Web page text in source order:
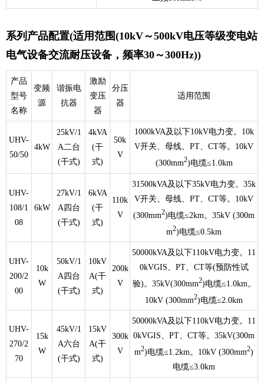
系列产品配置(适用范围(10kV～500kV电压等级变电站
电气设备交流耐压设备，频率30～300Hz))
产品
型号
名称
变频
源
谐振电
抗器
激励
变压
器
分压
器
适用范围
UHV-
50/50
4kW
25kV/1
A二台
(干式)
4kVA
(干
式)
50k
V
1000kVA及以下10kV电力变。10k
V开关、母线、PT、CT等。10kV
(300mm2)电缆≤1.0km
UHV-
108/1
08
6kW
27kV/1
A四台
(干式)
6kVA
(干
式)
110k
V
31500kVA及以下35kV电力变。35k
V开关、母线、PT、CT等。10kV
(300mm2)电缆≤2km。35kV (300m
m2)电缆≤0.5km
UHV-
200/2
00
10k
W
50kV/1
A四台
(干式)
10kV
A(干
式)
200k
V
50000kVA及以下110kV电力变。11
0kVGIS、PT、CT等(预防性试
验)。35kV(300mm2)电缆≤1.0km。
10kV (300mm2)电缆≤2.0km
UHV-
270/2
70
15k
W
45kV/1
A六台
(干式)
15kV
A(干
式)
300k
V
50000kVA及以下110kV电力变。11
0kVGIS、PT、CT等。35kV(300m
m2)电缆≤1.2km。10kV (300mm2)
电缆≤3.0km